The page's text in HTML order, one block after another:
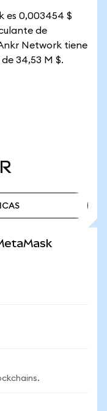
es 0,003454 $
de
Network tiene
34,53 M $.